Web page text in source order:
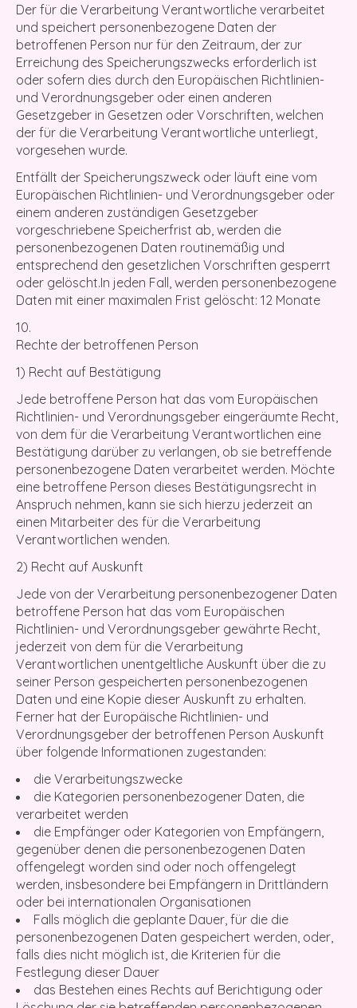
Der für die Verarbeitung Verantwortliche verarbeitet
und speichert personenbezogene Daten der
betroffenen Person nur für den Zeitraum, der zur
Erreichung des Speicherungszwecks erforderlich ist
oder sofern dies durch den Europäischen Richtlinien-
und Verordnungsgeber oder einen anderen
Gesetzgeber in Gesetzen oder Vorschriften, welchen
der für die Verarbeitung Verantwortliche unterliegt,
vorgesehen wurde.
Entfällt der Speicherungszweck oder läuft eine vom
Europäischen Richtlinien- und Verordnungsgeber oder
einem anderen zuständigen Gesetzgeber
vorgeschriebene Speicherfrist ab, werden die
personenbezogenen Daten routinemäßig und
entsprechend den gesetzlichen Vorschriften gesperrt
oder gelöscht.In jeden Fall, werden personenbezogene
Daten mit einer maximalen Frist gelöscht: 12 Monate
Rechte der betroffenen Person
1) Recht auf Bestätigung
Jede betroffene Person hat das vom Europäischen
Richtlinien- und Verordnungsgeber eingeräumte Recht,
von dem für die Verarbeitung Verantwortlichen eine
Bestätigung darüber zu verlangen, ob sie betreffende
personenbezogene Daten verarbeitet werden. Möchte
eine betroffene Person dieses Bestätigungsrecht in
Anspruch nehmen, kann sie sich hierzu jederzeit an
einen Mitarbeiter des für die Verarbeitung
Verantwortlichen wenden.
2) Recht auf Auskunft
Jede von der Verarbeitung personenbezogener Daten
betroffene Person hat das vom Europäischen
Richtlinien- und Verordnungsgeber gewährte Recht,
jederzeit von dem für die Verarbeitung
Verantwortlichen unentgeltliche Auskunft über die zu
seiner Person gespeicherten personenbezogenen
Daten und eine Kopie dieser Auskunft zu erhalten.
Ferner hat der Europäische Richtlinien- und
Verordnungsgeber der betroffenen Person Auskunft
über folgende Informationen zugestanden:
die Verarbeitungszwecke
die Kategorien personenbezogener Daten, die
verarbeitet werden
die Empfänger oder Kategorien von Empfängern,
gegenüber denen die personenbezogenen Daten
offengelegt worden sind oder noch offengelegt
werden, insbesondere bei Empfängern in Drittländern
oder bei internationalen Organisationen
Falls möglich die geplante Dauer, für die die
personenbezogenen Daten gespeichert werden, oder,
falls dies nicht möglich ist, die Kriterien für die
Festlegung dieser Dauer
das Bestehen eines Rechts auf Berichtigung oder